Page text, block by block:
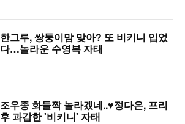
한그루, 쌍둥이맘 맞아? 또 비키니 입었
다…놀라운 수영복 자태
조우종 화들짝 놀라겠네..♥정다은, 프리
후 과감한 '비키니' 자태